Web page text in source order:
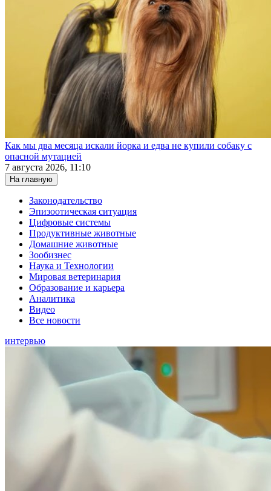
Как мы два месяца искали йорка и едва не купили собаку с
опасной мутацией
7 августа 2026, 11:10
На главную
Законодательство
Эпизоотическая ситуация
Цифровые системы
Продуктивные животные
Домашние животные
Зообизнес
Наука и Технологии
Мировая ветеринария
Образование и карьера
Аналитика
Видео
Все новости
интервью